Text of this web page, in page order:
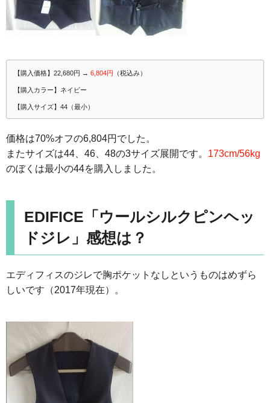
【購入価格】22,680円 → 6,804円 （税込み）
【購入カラー】ネイビー
【購入サイズ】44（最小）
価格は70%オフの6,804円でした。
またサイズは44、46、48の3サイズ展開です。 173cm/56kg
のぼくは最小の44を購入しました。
EDIFICE「ウールシルクピンヘッ
ドジレ」感想は？
エディフィスのジレで胸ポケットなしというものはめずら
しいです（2017年現在）。